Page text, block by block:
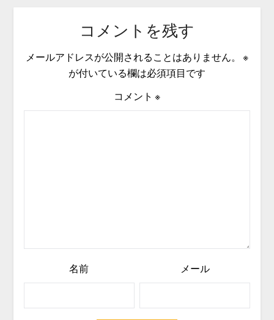
コメントを残す
メールアドレスが公開されることはありません。
※
が付いている欄は必須項目です
コメント ※
名前 メール